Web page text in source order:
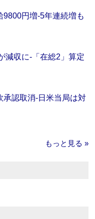
9800円増‐5年連続増も
減収に‐「在総2」算定
承認取消‐日米当局は対
もっと見る »